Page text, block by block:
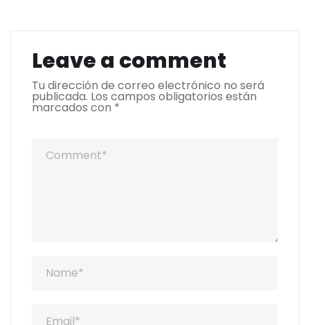
Leave a comment
Tu dirección de correo electrónico no será
publicada. Los campos obligatorios están
marcados con *